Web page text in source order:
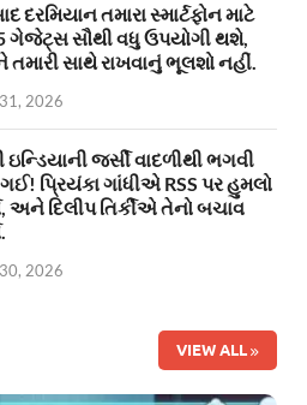
દરમિયાન તમારા સ્માર્ટફોન માટે
સૌથી વધુ ઉપયોગી થશે,
તમારી સાથે રાખવાનું ભૂલશો નહીં.
2026
ઇન્ડિયાની જર્સી વાદળીથી ભગવી
પ્રિયંકા ગાંધીએ RSS પર હુમલો
અને દિલીપ તિર્કીએ તેનો બચાવ
2026
VIEW ALL